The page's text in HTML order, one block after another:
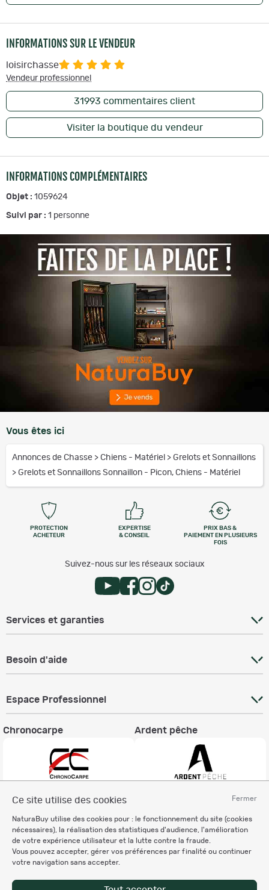
Fermer
Ce site utilise des cookies
NaturaBuy utilise des cookies pour : le fonctionnement du site (cookies
nécessaires), la réalisation des statistiques d'audience, l'amélioration
de votre expérience utilisateur et la lutte contre la fraude.
Vous pouvez accepter, gérer vos préférences par finalité ou continuer
votre navigation sans accepter.
INFORMATIONS SUR LE VENDEUR
loisirchasse
Vendeur professionnel
31993 commentaires client
Visiter la boutique du vendeur
INFORMATIONS COMPLÉMENTAIRES
Objet : 1059624
Suivi par : 1 personne
Vous êtes ici
Annonces de Chasse > Chiens - Matériel > Grelots et Sonnaillons
> Grelots et Sonnaillons Sonnaillon - Picon, Chiens - Matériel
PROTECTION
ACHETEUR
EXPERTISE
& CONSEIL
PRIX BAS &
PAIEMENT EN PLUSIEURS
FOIS
Suivez-nous sur les réseaux sociaux
Services et garanties
Besoin d'aide
Espace Professionnel
Chronocarpe Ardent pêche
Charte éthique
Mentions légales
Règlement & Conditions d'utilisation
Politique de protection
des données personnelles